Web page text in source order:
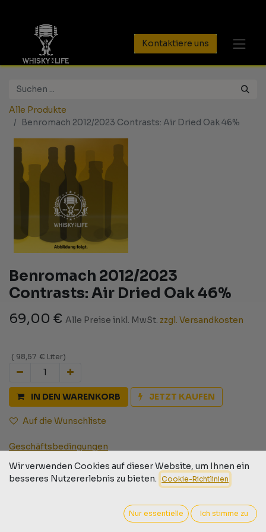
Kontaktiere uns
Alle Produkte
Benromach 2012/2023 Contrasts: Air Dried Oak 46%
Benromach 2012/2023
Contrasts: Air Dried Oak 46%
69,00 € Alle Preise inkl. MwSt. zzgl. Versandkosten
( 98,57 € Liter)
IN DEN WARENKORB JETZT KAUFEN
Auf die Wunschliste
Geschäftsbedingungen
Versand: 2-3 Geschäftstage
Wir verwenden Cookies auf dieser Website, um Ihnen ein
besseres Nutzererlebnis zu bieten. Cookie-Richtlinien
Nur essentielle Ich stimme zu